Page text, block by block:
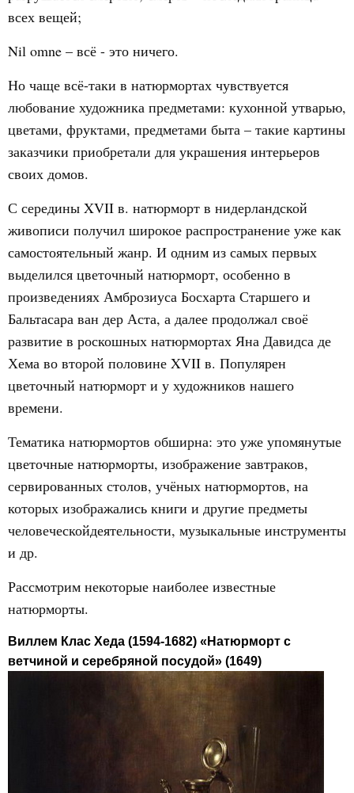
всех вещей;
Nil omne – всё - это ничего.
Но чаще всё-таки в натюрмортах чувствуется
любование художника предметами: кухонной утварью,
цветами, фруктами, предметами быта – такие картины
заказчики приобретали для украшения интерьеров
своих домов.
С середины XVII в. натюрморт в нидерландской
живописи получил широкое распространение уже как
самостоятельный жанр. И одним из самых первых
выделился цветочный натюрморт, особенно в
произведениях Амброзиуса Босхарта Старшего и
Бальтасара ван дер Аста, а далее продолжал своё
развитие в роскошных натюрмортах Яна Давидса де
Хема во второй половине XVII в. Популярен
цветочный натюрморт и у художников нашего
времени.
Тематика натюрмортов обширна: это уже упомянутые
цветочные натюрморты, изображение завтраков,
сервированных столов, учёных натюрмортов, на
которых изображались книги и другие предметы
человеческойдеятельности, музыкальные инструменты
и др.
Рассмотрим некоторые наиболее известные
натюрморты.
Виллем Клас Хеда (1594-1682) «Натюрморт с
ветчиной и серебряной посудой» (1649)